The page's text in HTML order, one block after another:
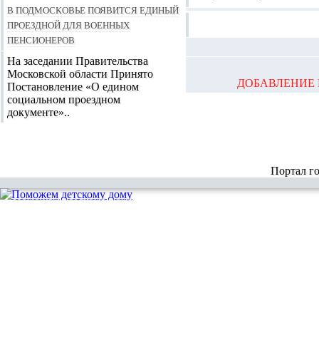
ДОБАВЛЕНИЕ
В Подмосковье появится единый
проездной для военных
пенсионеров
На заседании Правительства
Московской области Принято
Постановление «О едином
социальном проездном
документе»..
Портал